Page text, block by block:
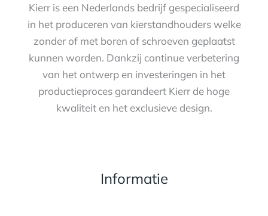
Kierr is een Nederlands bedrijf gespecialiseerd
in het produceren van kierstandhouders welke
zonder of met boren of schroeven geplaatst
kunnen worden. Dankzij continue verbetering
van het ontwerp en investeringen in het
productieproces garandeert Kierr de hoge
kwaliteit en het exclusieve design.
Informatie